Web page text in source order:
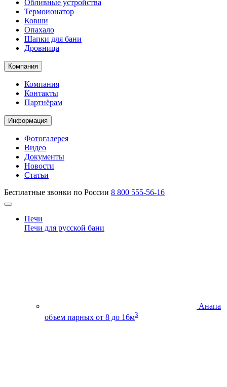
Обливные устройства
Термоионатор
Ковши
Опахало
Шапки для бани
Дровница
Компания
Компания
Контакты
Партнёрам
Информация
Фотогалерея
Видео
Документы
Новости
Статьи
Бесплатные звонки по России 8 800 555-56-16
Печи
Печи для русской бани
Анапа
объем парных от 8 до 16м3